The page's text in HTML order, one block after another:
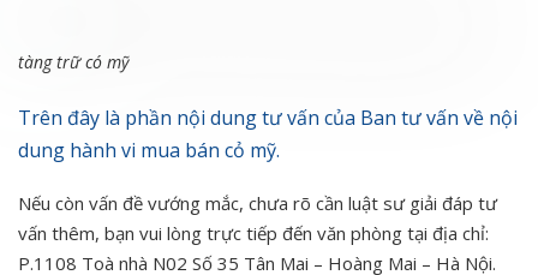
tàng trữ có mỹ
Trên đây là phần nội dung tư vấn của Ban tư vấn về nội
dung hành vi mua bán cỏ mỹ.
Nếu còn vấn đề vướng mắc, chưa rõ cần luật sư giải đáp tư
vấn thêm, bạn vui lòng trực tiếp đến văn phòng tại địa chỉ:
P.1108 Toà nhà N02 Số 35 Tân Mai – Hoàng Mai – Hà Nội.